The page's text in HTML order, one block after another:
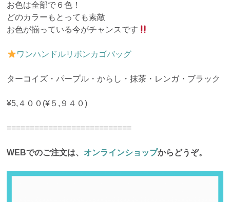
お色は全部で６色！
どのカラーもとっても素敵
お色が揃っている今がチャンスです
ワンハンドルリボンカゴバッグ
ターコイズ・パープル・からし・抹茶・レンガ・ブラック
¥5,４００(¥５,９４０)
===========================
WEBでのご注文は、 オンラインショップからどうぞ。